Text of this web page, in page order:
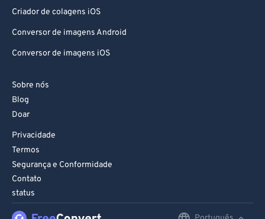
Criador de colagens iOS
Conversor de imagens Android
Conversor de imagens iOS
Sobre nós
Blog
Doar
Privacidade
Termos
Segurança e Conformidade
Contato
status